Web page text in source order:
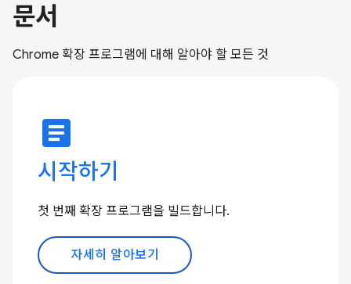
문서
Chrome 확장 프로그램에 대해 알아야 할 모든 것
article
시작하기
첫 번째 확장 프로그램을 빌드합니다.
자세히 알아보기